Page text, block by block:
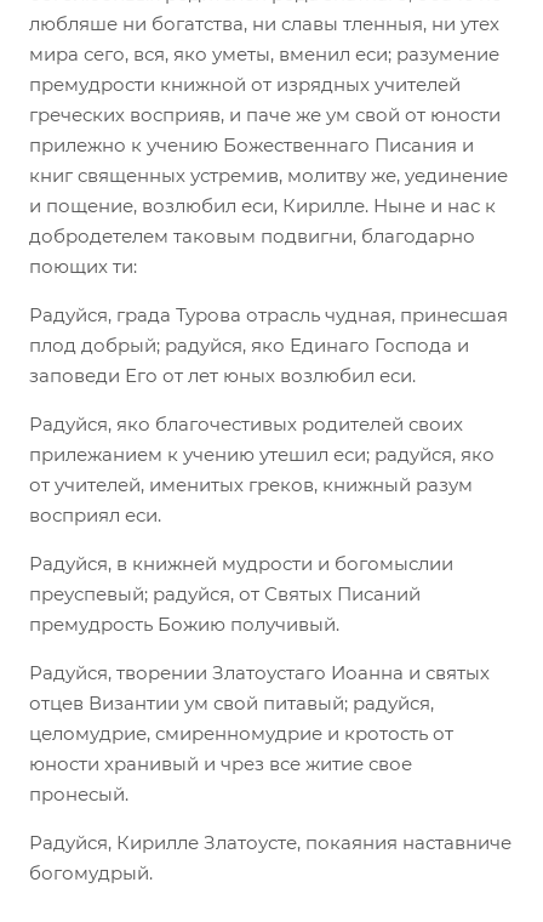
любляше ни богатства, ни славы тленныя, ни утех
мира сего, вся, яко уметы, вменил еси; разумение
премудрости книжной от изрядных учителей
греческих восприяв, и паче же ум свой от юности
прилежно к учению Божественнаго Писания и
книг священных устремив, молитву же, уединение
и пощение, возлюбил еси, Кирилле. Ныне и нас к
добродетелем таковым подвигни, благодарно
поющих ти:
Радуйся, града Турова отрасль чудная, принесшая
плод добрый; радуйся, яко Единаго Господа и
заповеди Его от лет юных возлюбил еси.
Радуйся, яко благочестивых родителей своих
прилежанием к учению утешил еси; радуйся, яко
от учителей, именитых греков, книжный разум
восприял еси.
Радуйся, в книжней мудрости и богомыслии
преуспевый; радуйся, от Святых Писаний
премудрость Божию получивый.
Радуйся, творении Златоустаго Иоанна и святых
отцев Византии ум свой питавый; радуйся,
целомудрие, смиренномудрие и кротость от
юности хранивый и чрез все житие свое
пронесый.
Радуйся, Кирилле Златоусте, покаяния наставниче
богомудрый.